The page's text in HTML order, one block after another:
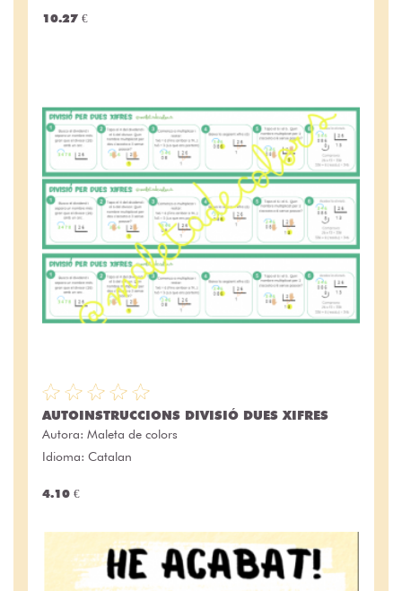
10.27 €
AUTOINSTRUCCIONS DIVISIÓ DUES XIFRES
Autora: Maleta de colors
Idioma: Catalan
4.10 €